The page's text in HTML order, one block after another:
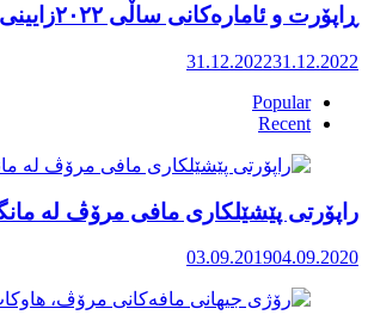
ڕاپۆرت و ئامارەکانی ساڵی ٢٠٢٢زایینی پەیوەست بە خۆکوژی منداڵان لە کوردستان
31.12.202231.12.2022
Popular
Recent
راپۆرتی پێشێلكاری مافی مرۆڤ له‌ مانگی
03.09.201904.09.2020